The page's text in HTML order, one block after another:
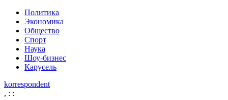
Политика
Экономика
Общество
Спорт
Наука
Шоу-бизнес
Карусель
korrespondent
, : :